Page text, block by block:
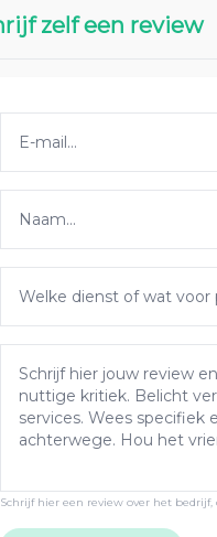
zelf een review
Schrijf hier een review over het